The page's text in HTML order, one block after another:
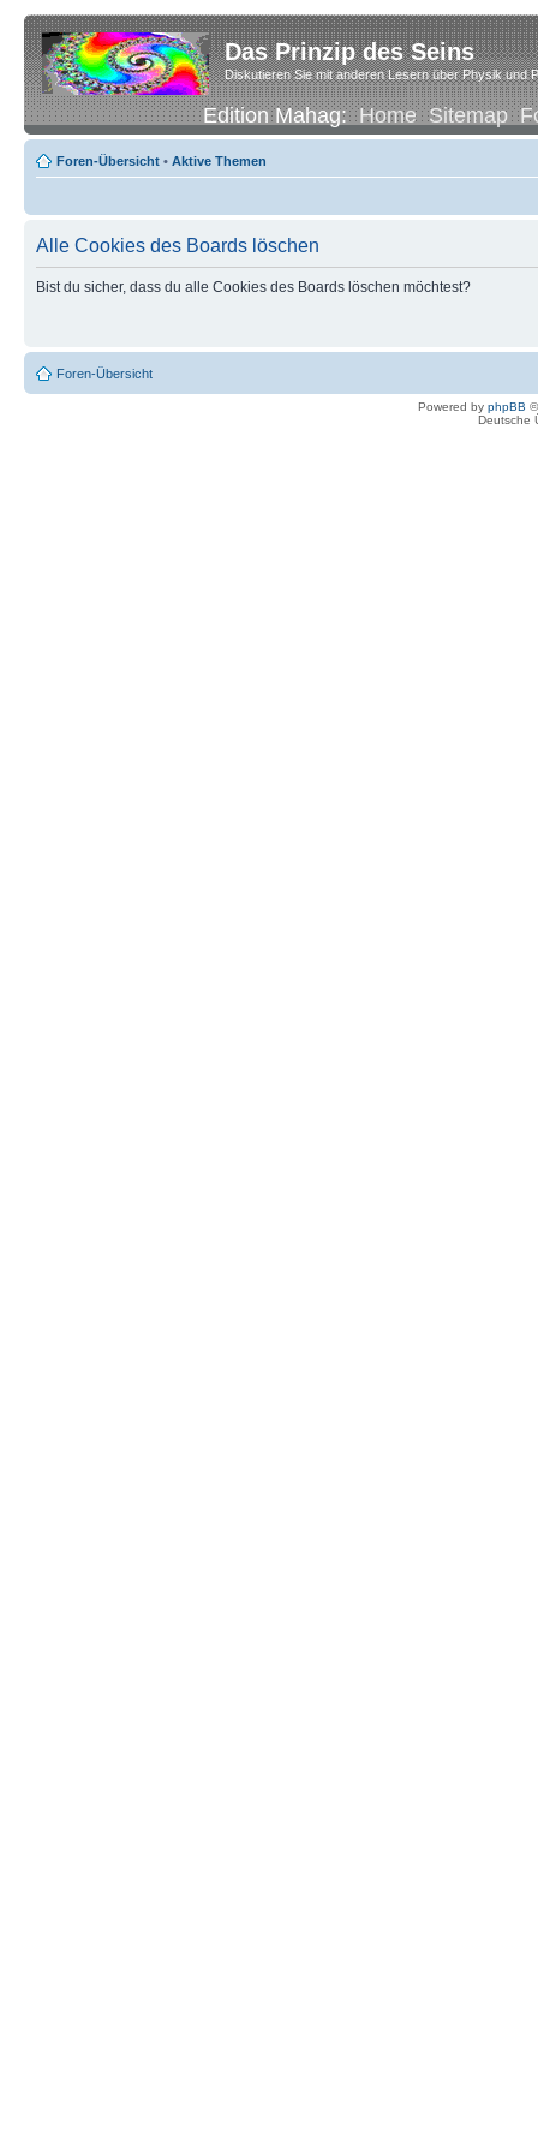
Das Prinzip des Seins
Diskutieren Sie mit anderen Lesern über Physik und
Edition Mahag:Home Sitemap
Foren-Übersicht • Aktive Themen
Alle Cookies des Boards löschen
Bist du sicher, dass du alle Cookies des Boards löschen möchtest?
Foren-Übersicht
Powered by phpBB
Deutsche